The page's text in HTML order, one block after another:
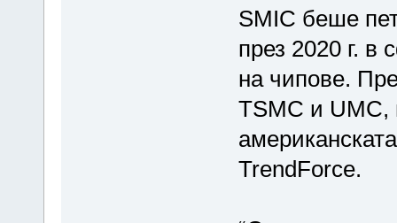
SMIC беше
през 2020 г. в
на чипове.
TSMC и UMC,
TrendForce.